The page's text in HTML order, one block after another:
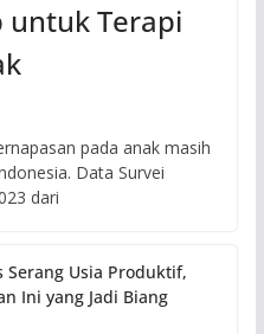
untuk Terapi
pada anak masih
Data Survei
dari
Serang Usia Produktif,
Ini yang Jadi Biang